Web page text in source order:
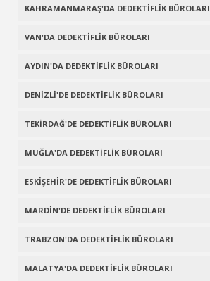
KAHRAMANMARAŞ'DA DEDEKTİFLİK BÜROLARI
VAN'DA DEDEKTİFLİK BÜROLARI
AYDIN'DA DEDEKTİFLİK BÜROLARI
DENİZLİ'DE DEDEKTİFLİK BÜROLARI
TEKİRDAĞ'DE DEDEKTİFLİK BÜROLARI
MUĞLA'DA DEDEKTİFLİK BÜROLARI
ESKİŞEHİR'DE DEDEKTİFLİK BÜROLARI
MARDİN'DE DEDEKTİFLİK BÜROLARI
TRABZON'DA DEDEKTİFLİK BÜROLARI
MALATYA'DA DEDEKTİFLİK BÜROLARI